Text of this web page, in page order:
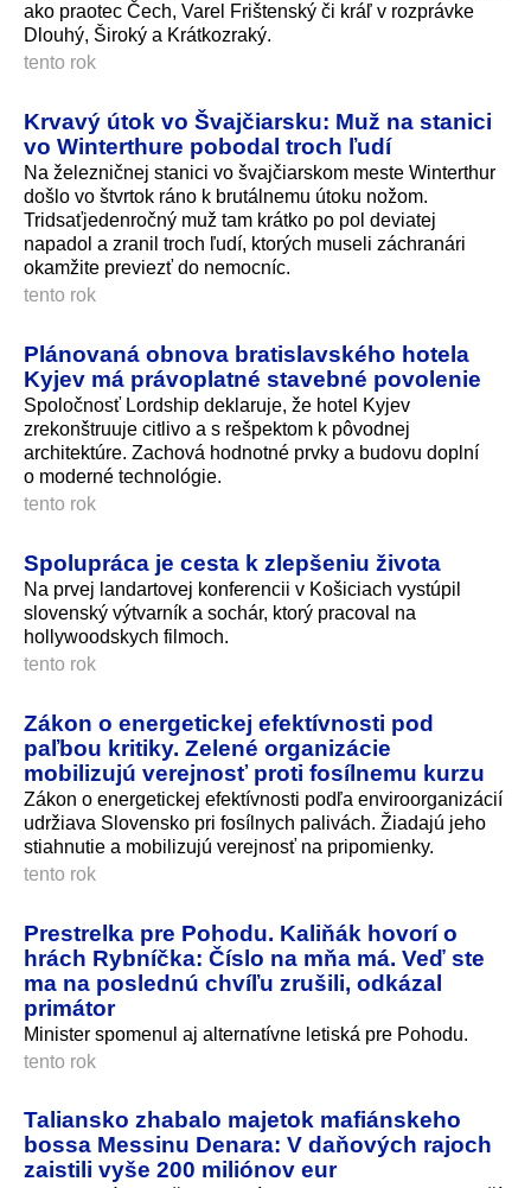
ako praotec Čech, Varel Frištenský či kráľ v rozprávke
Dlouhý, Široký a Krátkozraký.
tento rok
Krvavý útok vo Švajčiarsku: Muž na stanici
vo Winterthure pobodal troch ľudí
Na železničnej stanici vo švajčiarskom meste Winterthur
došlo vo štvrtok ráno k brutálnemu útoku nožom.
Tridsaťjedenročný muž tam krátko po pol deviatej
napadol a zranil troch ľudí, ktorých museli záchranári
okamžite previezť do nemocníc.
tento rok
Plánovaná obnova bratislavského hotela
Kyjev má právoplatné stavebné povolenie
Spoločnosť Lordship deklaruje, že hotel Kyjev
zrekonštruuje citlivo a s rešpektom k pôvodnej
architektúre. Zachová hodnotné prvky a budovu doplní
o moderné technológie.
tento rok
Spolupráca je cesta k zlepšeniu života
Na prvej landartovej konferencii v Košiciach vystúpil
slovenský výtvarník a sochár, ktorý pracoval na
hollywoodskych filmoch.
tento rok
Zákon o energetickej efektívnosti pod
paľbou kritiky. Zelené organizácie
mobilizujú verejnosť proti fosílnemu kurzu
Zákon o energetickej efektívnosti podľa enviroorganizácií
udržiava Slovensko pri fosílnych palivách. Žiadajú jeho
stiahnutie a mobilizujú verejnosť na pripomienky.
tento rok
Prestrelka pre Pohodu. Kaliňák hovorí o
hrách Rybníčka: Číslo na mňa má. Veď ste
ma na poslednú chvíľu zrušili, odkázal
primátor
Minister spomenul aj alternatívne letiská pre Pohodu.
tento rok
Taliansko zhabalo majetok mafiánskeho
bossa Messinu Denara: V daňových rajoch
zaistili vyše 200 miliónov eur